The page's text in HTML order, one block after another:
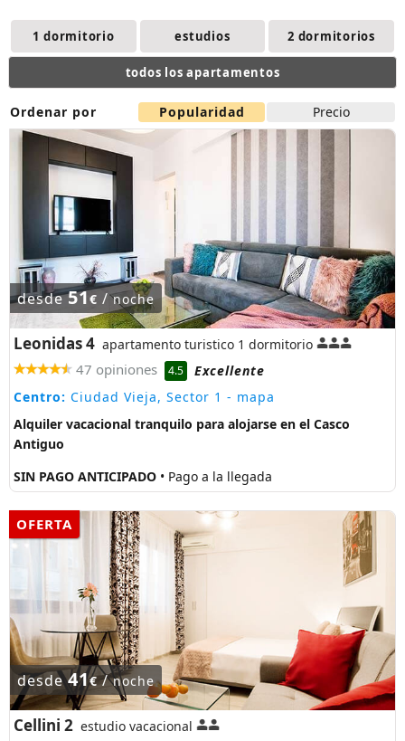
1 dormitorio estudios 2 dormitorios
todos los apartamentos
Ordenar por Popularidad Precio
desde51€ /noche
Leonidas 4 apartamento turistico 1 dormitorio
47 opiniones 4.5
Excellente
Centro: Ciudad Vieja, Sector 1 - mapa
Alquiler vacacional tranquilo para alojarse en el Casco
Antiguo
SIN PAGO ANTICIPADO • Pago a la llegada
OFERTA
desde41€/noche
Cellini 2 estudio vacacional